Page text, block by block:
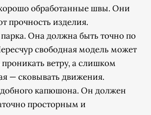
обработанные швы. Они
прочность изделия.
Она должна быть точно по
свободная модель может
проникать ветру, а слишком
— сковывать движения.
капюшона. Он должен
просторным и